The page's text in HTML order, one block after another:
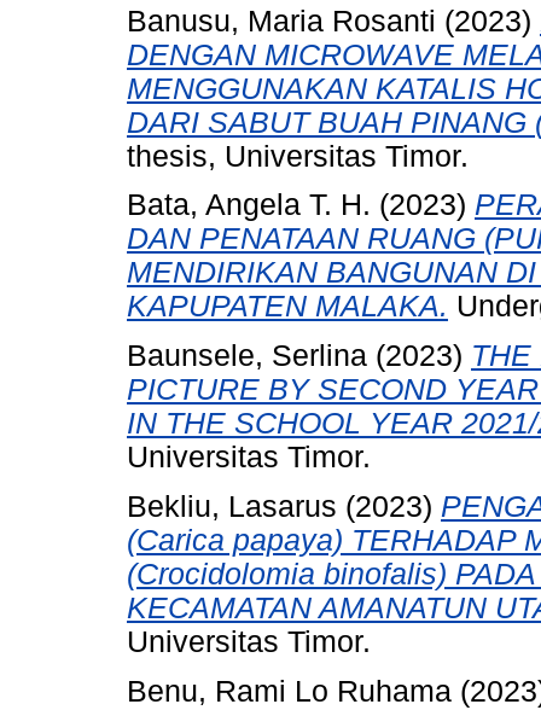
Banusu, Maria Rosanti (2023)
DENGAN MICROWAVE
MENGGUNAKAN KATALIS
DARI SABUT BUAH PINANG
thesis, Universitas Timor.
Bata, Angela T. H. (2023)
DAN PENATAAN RUANG
MENDIRIKAN BANGUNAN
KAPUPATEN MALAKA.
Baunsele, Serlina (2023) THE
PICTURE BY SECOND
IN THE SCHOOL YEAR
Universitas Timor.
Bekliu, Lasarus (2023)
(Carica papaya) TERHADAP
(Crocidolomia binofalis)
KECAMATAN AMANATUN
Universitas Timor.
Benu, Rami Lo Ruhama